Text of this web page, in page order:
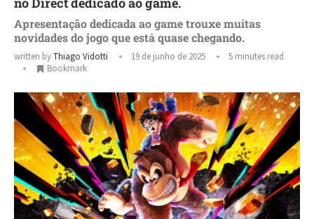
Apresentação dedicada ao game trouxe muitas
novidades do jogo que está quase chegando.
written byThiago Vidotti 19 de junho de 2025
5 minutes read
Bookmark